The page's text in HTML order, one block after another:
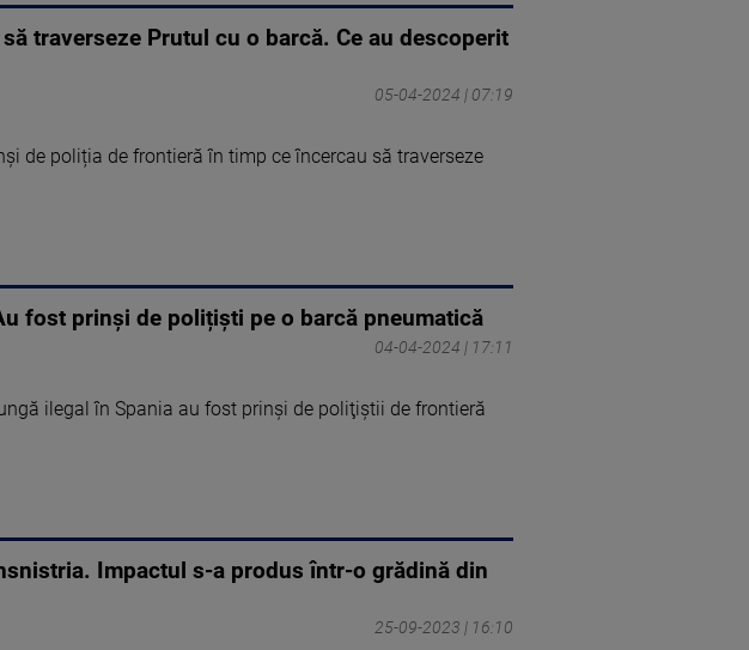
traverseze Prutul cu o barcă. Ce au descoperit
05-04-2024 | 07:19
de poliția de frontieră în timp ce încercau să traverseze
fost prinși de polițiști pe o barcă pneumatică
04-04-2024 | 17:11
ilegal în Spania au fost prinşi de poliţiştii de frontieră
Impactul s-a produs într-o grădină din
25-09-2023 | 16:10